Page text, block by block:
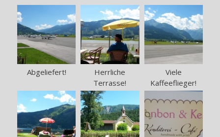
Abgeliefert!
Herrliche
Terrasse!
Viele
Kaffeeflieger!